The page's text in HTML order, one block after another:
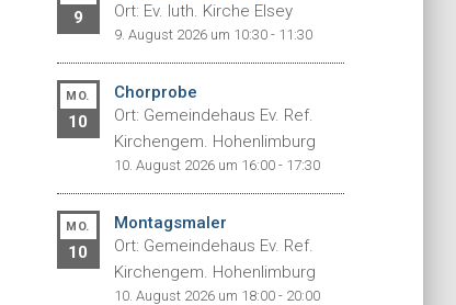
9
Ort: Ev. luth. Kirche Elsey
9. August 2026 um 10:30 - 11:30
MO.
10
Chorprobe
Ort: Gemeindehaus Ev. Ref.
Kirchengem. Hohenlimburg
10. August 2026 um 16:00 - 17:30
MO.
10
Montagsmaler
Ort: Gemeindehaus Ev. Ref.
Kirchengem. Hohenlimburg
10. August 2026 um 18:00 - 20:00